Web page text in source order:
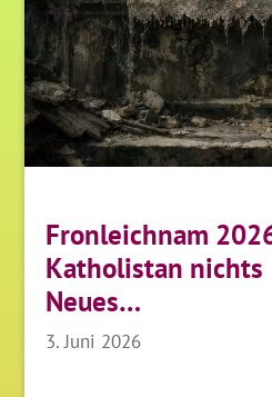
Fronleichnam
Katholistan nichts
Neues…
3. Juni 2026